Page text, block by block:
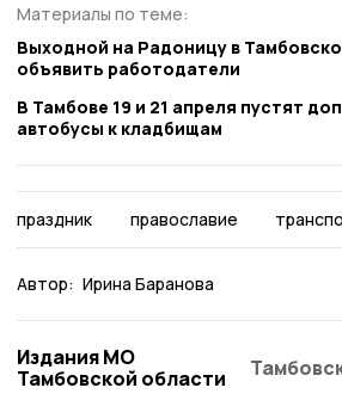
Материалы по теме:
Выходной на Радоницу в
объявить работодатели
В Тамбове 19 и 21 апреля пустят
автобусы к кладбищам
праздник православие
Автор: Ирина Баранова
Издания МО
Тамбовской области